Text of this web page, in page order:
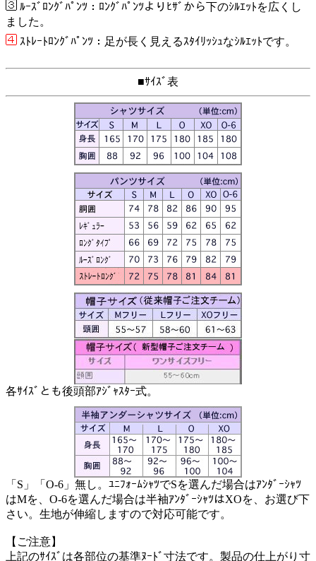
ﾙｰｽﾞﾛﾝｸﾞﾊﾟﾝﾂ：ﾛﾝｸﾞﾊﾟﾝﾂよりﾋｻﾞから下のｼﾙｴｯﾄを広くし
ました。
ｽﾄﾚｰﾄﾛﾝｸﾞﾊﾟﾝﾂ：足が長く見えるｽﾀｲﾘｯｼｭなｼﾙｴｯﾄです。
■ｻｲｽﾞ表
各ｻｲｽﾞとも後頭部ｱｼﾞｬｽﾀｰ式。
「S」「O-6」無し。ﾕﾆﾌｫｰﾑｼｬﾂでSを選んだ場合はｱﾝﾀﾞｰｼｬﾂ
はMを、O-6を選んだ場合は半袖ｱﾝﾀﾞｰｼｬﾂはXOを、お選び下
さい。生地が伸縮しますので対応可能です。
【ご注意】
上記のｻｲｽﾞは各部位の基準ﾇｰﾄﾞ寸法です。製品の仕上がり寸